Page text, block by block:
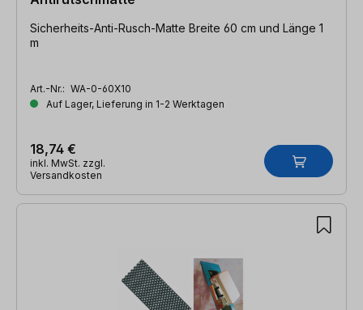
Sicherheits-Anti-Rusch-Matte Breite 60 cm und Länge 1
m
Art.-Nr.: WA-0-60X10
Auf Lager, Lieferung in 1-2 Werktagen
18,74 €
inkl. MwSt. zzgl.
Versandkosten